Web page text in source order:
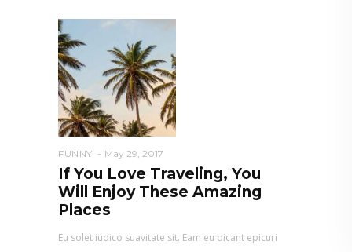
FUNNY May 29, 2017
If You Love Traveling, You
Will Enjoy These Amazing
Places
Eu solet iudico suavitate sit. Eam eu dicant epicuri